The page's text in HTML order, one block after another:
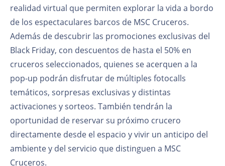
realidad virtual que permiten explorar la vida a bordo
de los espectaculares barcos de MSC Cruceros.
Además de descubrir las promociones exclusivas del
Black Friday, con descuentos de hasta el 50% en
cruceros seleccionados, quienes se acerquen a la
pop-up podrán disfrutar de múltiples fotocalls
temáticos, sorpresas exclusivas y distintas
activaciones y sorteos. También tendrán la
oportunidad de reservar su próximo crucero
directamente desde el espacio y vivir un anticipo del
ambiente y del servicio que distinguen a MSC
Cruceros.